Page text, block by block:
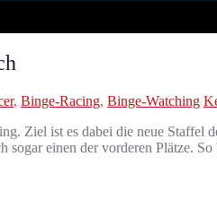
, Binge-Racing, Binge-Watching
Ziel ist es dabei die neue Staffel
einen der vorderen Plätze.